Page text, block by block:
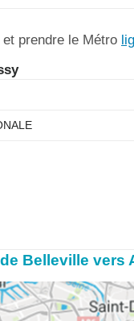
et prendre le Métro
Belleville vers